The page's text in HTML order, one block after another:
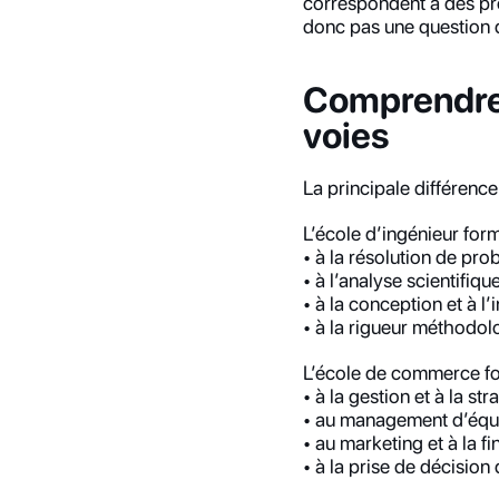
donc pas une question
voies
La principale
L’école d’ingénieur
• à la résolution de
• à l’analyse
• à la conception et à
• à la rigueur
L’école de commerce
• à la gestion et à la
• au management
• au marketing et à la
• à la prise de